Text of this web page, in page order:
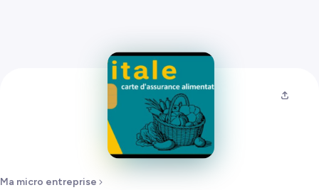
Ma micro entreprise